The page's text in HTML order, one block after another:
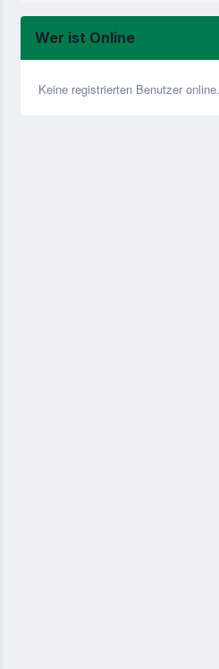
Wer ist Online
Keine registrierten Benutzer online.